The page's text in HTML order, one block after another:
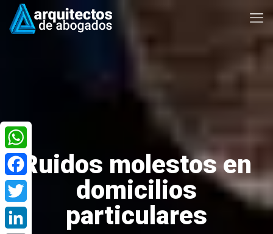
Ruidos molestos en
domicilios
particulares
WhatsApp
Facebook
Twitter